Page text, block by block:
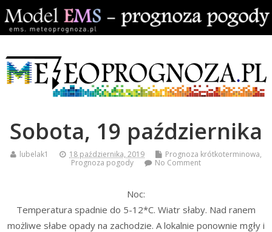
Sobota, 19 października
lubelak1 18 października, 2019 Prognoza krótkoterminowa,
Prognoza pogody
No Comment
Noc:
Temperatura spadnie do 5-12*C. Wiatr słaby. Nad ranem
możliwe słabe opady na zachodzie. A lokalnie ponownie mgły i